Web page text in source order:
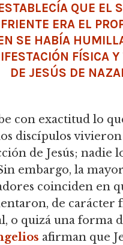
QUE EL
ERA EL
SE HABÍA
FÍSICA Y
DE JESÚS DE
con exactitud lo
discípulos
de Jesús; nadie
embargo, la
coinciden en
de carácter
o quizá una forma
afirman que